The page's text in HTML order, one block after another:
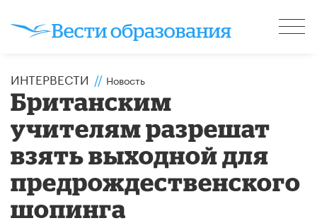
ИНТЕРВЕСТИ // Новость
Британским
учителям разрешат
взять выходной для
предрождественского
шопинга